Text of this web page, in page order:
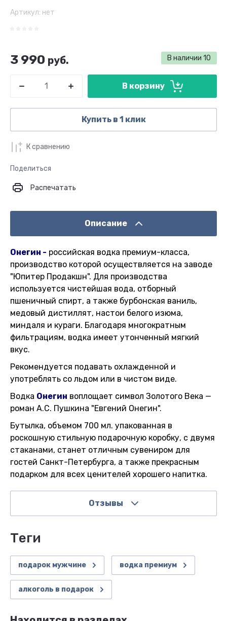
Артикул: нет
В наличии 10
3 990 руб.
В корзину
Купить в 1 клик
К сравнению
Поделиться
Распечатать
Описание
Онегин - российская водка премиум-класса,
производство которой осуществляется на заводе
"Юпитер Продакшн". Для производства
используется чистейшая вода, отборный
пшеничный спирт, а также бурбонская ваниль,
медовый дистиллят, настои белого изюма,
миндаля и кураги. Благодаря многократным
фильтрациям, водка имеет утонченный мягкий
вкус.
Рекомендуется подавать охлажденной и
употреблять со льдом или в чистом виде.
Водка Онегин воплощает символ Золотого Века —
роман А.С. Пушкина "Евгений Онегин".
Бутылка, объемом 700 мл. упакованная в
роскошную стильную подарочную коробку, с двумя
стаканами, станет отличным сувениром для
гостей Санкт-Петербурга, а также прекрасным
подарком для всех ценителей хорошего напитка.
Отзывы
теги
подарок мужчине водка премиум
алкоголь в подарок